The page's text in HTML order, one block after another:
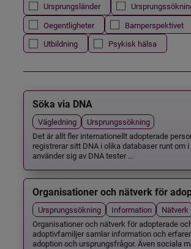
Ursprungsländer
Oegentligheter
Barnperspektivet
Utbildning
Psykisk hälsa
Söka via DNA
Vägledning
Ursprungssökning
Det är allt fler internationellt adopterade
registrerar sitt DNA i olika databaser runt om i
använder sig av DNA tester ...
Organisationer och nätverk för
Ursprungssökning Information
Nätverk
Organisationer och nätverk för adopterade
adoptivfamiljer samlar information och
adoption och ursprungsfrågor. Även sociala